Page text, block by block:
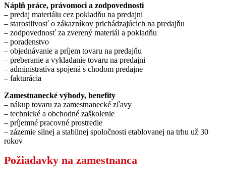
Náplň práce, právomoci a zodpovednosti
– predaj materiálu cez pokladňu na predajni
– starostlivosť o zákazníkov prichádzajúcich na predajňu
– zodpovednosť za zverený materiál a pokladňu
– poradenstvo
– objednávanie a príjem tovaru na predajňu
– preberanie a vykladanie tovaru na predajni
– administratíva spojená s chodom predajne
– fakturácia
Zamestnanecké výhody, benefity
– nákup tovaru za zamestnanecké zľavy
– technické a obchodné zaškolenie
– príjemné pracovné prostredie
– zázemie silnej a stabilnej spoločnosti etablovanej na trhu už 30
rokov
Požiadavky na zamestnanca